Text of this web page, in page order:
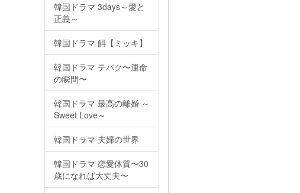
韓国ドラマ 3days～愛と
正義～
韓国ドラマ 餌【ミッキ】
韓国ドラマ テバク〜運命
の瞬間〜
韓国ドラマ 最高の離婚 ～
Sweet Love～
韓国ドラマ 夫婦の世界
韓国ドラマ 恋愛体質〜30
歳になれば大丈夫〜